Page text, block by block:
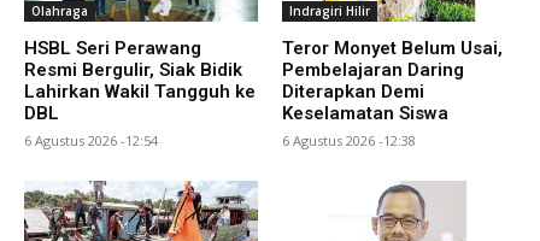
Olahraga
HSBL Seri Perawang
Resmi Bergulir, Siak Bidik
Lahirkan Wakil Tangguh ke
DBL
6 Agustus 2026 -12:54
Indragiri Hilir
Teror Monyet Belum Usai,
Pembelajaran Daring
Diterapkan Demi
Keselamatan Siswa
6 Agustus 2026 -12:38